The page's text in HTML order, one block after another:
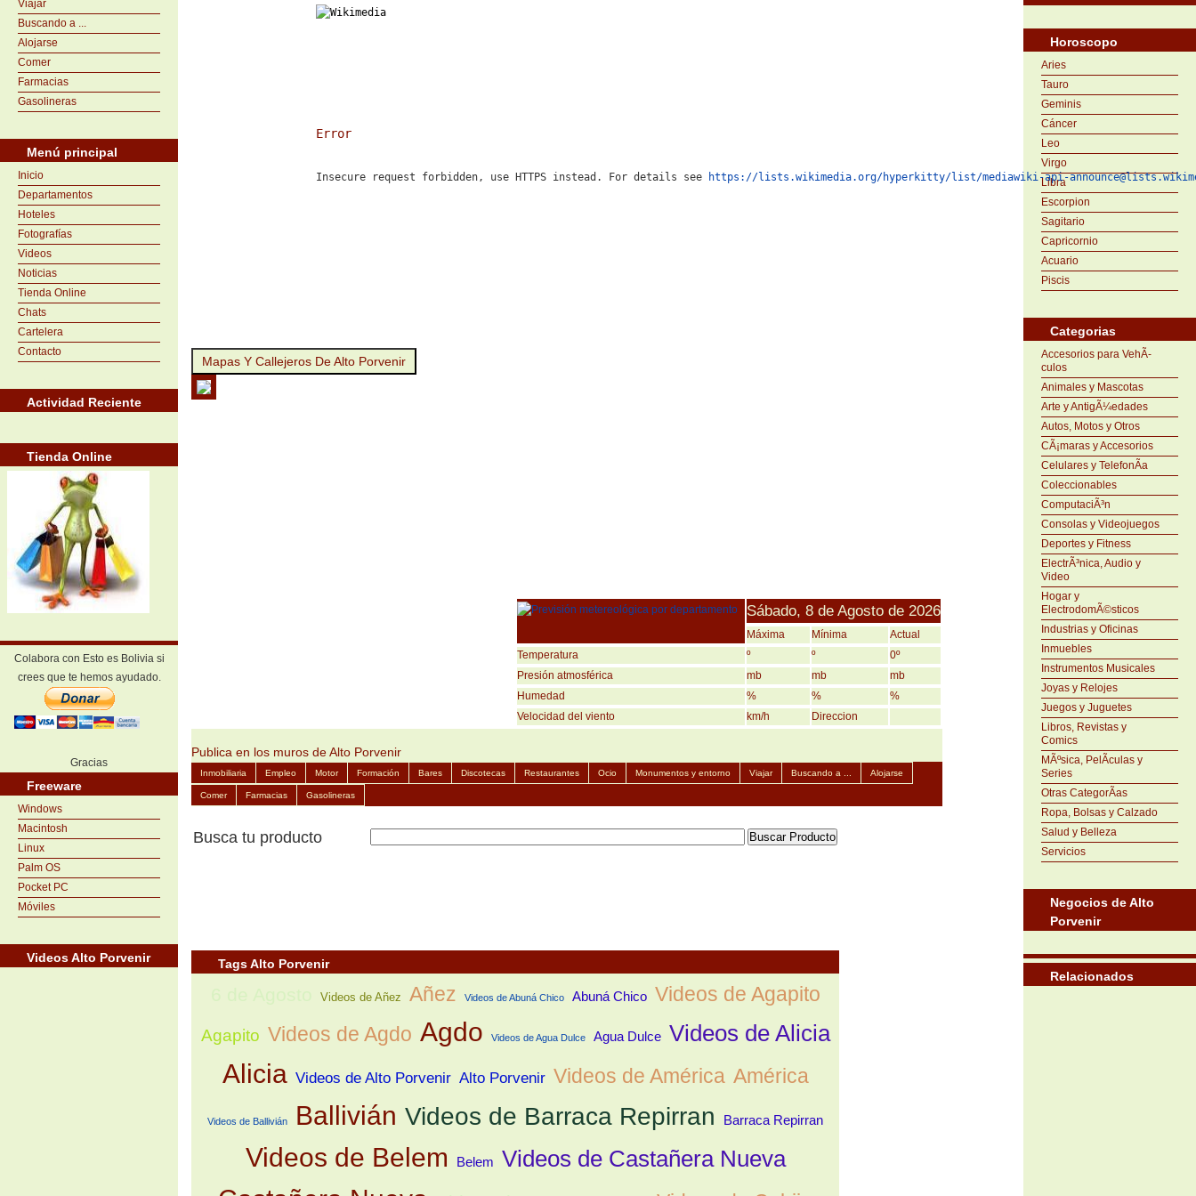
Viajar
Buscando a ...
Alojarse
Comer
Farmacias
Gasolineras
Menú principal
Inicio
Departamentos
Hoteles
Fotografías
Videos
Noticias
Tienda Online
Chats
Cartelera
Contacto
Actividad Reciente
Tienda Online
Colabora con Esto es Bolivia si
crees que te hemos ayudado.
Gracias
Freeware
Windows
Macintosh
Linux
Palm OS
Pocket PC
Móviles
Videos Alto Porvenir
Error
Insecure request forbidden, use HTTPS instead. For details see https://lists.wikimedia.org/hyperkitty/list/mediawiki-api-announce@lists.wikimedia.org/
Mapas Y Callejeros De Alto Porvenir
Sábado, 8 de Agosto de 2026
Máxima Mínima
Actual
Temperatura
º º
0º
Presión atmosférica
mb mb
mb
Humedad
% %
%
Velocidad del viento
km/h Direccion
Publica en los muros de Alto Porvenir
Inmobiliaria Empleo Motor Formación Bares Discotecas Restaurantes Ocio Monumentos y entorno Viajar Buscando a ... Alojarse
Comer Farmacias Gasolineras
Busca tu producto
Tags Alto Porvenir
Videos de Añez Añez Videos de Abuná Chico Abuná Chico Videos de Agapito
Agapito Videos de Agdo Agdo Videos de Agua Dulce Agua Dulce Videos de Alicia
Alicia Videos de Alto Porvenir Alto Porvenir Videos de América América
Videos de Ballivián Ballivián Videos de Barraca Repirran Barraca Repirran
Videos de Belem Belem Videos de Castañera Nueva
Horoscopo
Aries
Tauro
Geminis
Cáncer
Leo
Virgo
Libra
Escorpion
Sagitario
Capricornio
Acuario
Piscis
Categorias
Accesorios para VehÃ­
culos
Animales y Mascotas
Arte y AntigÃ¼edades
Autos, Motos y Otros
CÃ¡maras y Accesorios
Celulares y TelefonÃ­a
Coleccionables
ComputaciÃ³n
Consolas y Videojuegos
Deportes y Fitness
ElectrÃ³nica, Audio y
Video
Hogar y
ElectrodomÃ©sticos
Industrias y Oficinas
Inmuebles
Instrumentos Musicales
Joyas y Relojes
Juegos y Juguetes
Libros, Revistas y
Comics
MÃºsica, PelÃ­culas y
Series
Otras CategorÃ­as
Ropa, Bolsas y Calzado
Salud y Belleza
Servicios
Negocios de Alto
Porvenir
Relacionados